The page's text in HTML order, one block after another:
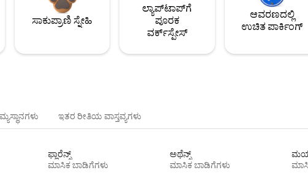
ಸಾಕುಪ್ರಾಣಿ ಸ್ನೇಹಿ
ಲ್ಯಾಪ್‌ಟಾಪ್‌ಗೆ
ಪೂರಕ
ವರ್ಕ್‌ಸ್ಪೇಸ್
ಆವರಣದಲ್ಲಿ
ಉಚಿತ ಪಾರ್ಕಿಂಗ್
ಇತರ ರೀತಿಯ ವಾಸ್ತವ್ಯಗಳು
ಫ್ಲಾರೆನ್ಸ್
ಮಾಸಿಕ ಬಾಡಿಗೆಗಳು
ಅಥೆನ್ಸ್
ಮಾಸಿಕ ಬಾಡಿಗೆಗಳು